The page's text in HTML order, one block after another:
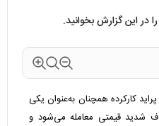
در این گزارش بخوانید.
کارکرده همچنان به‌عنوان یکی
شدید قیمتی معامله می‌شود و